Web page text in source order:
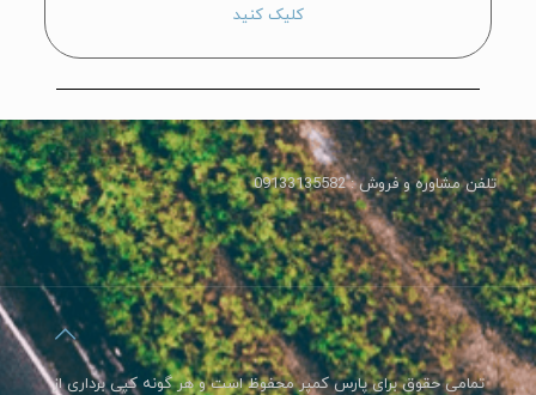
کلیک کنید
تلفن مشاوره و فروش : 09133135582
تمامی حقوق برای پارس کمپر محفوظ است و هر گونه کپی برداری از